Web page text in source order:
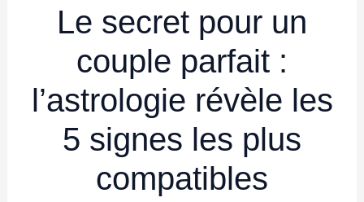
Le secret pour un
couple parfait :
l’astrologie révèle les
5 signes les plus
compatibles